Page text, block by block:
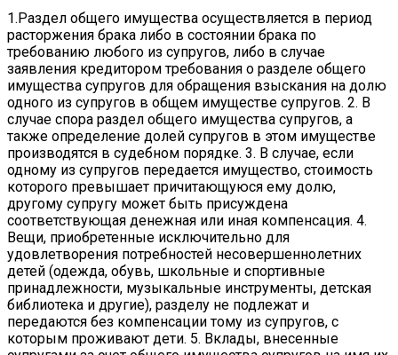
1.Раздел общего имущества осуществляется в период
расторжения брака либо в состоянии брака по
требованию любого из супругов, либо в случае
заявления кредитором требования о разделе общего
имущества супругов для обращения взыскания на долю
одного из супругов в общем имуществе супругов. 2. В
случае спора раздел общего имущества супругов, а
также определение долей супругов в этом имуществе
производятся в судебном порядке. 3. В случае, если
одному из супругов передается имущество, стоимость
которого превышает причитающуюся ему долю,
другому супругу может быть присуждена
соответствующая денежная или иная компенсация. 4.
Вещи, приобретенные исключительно для
удовлетворения потребностей несовершеннолетних
детей (одежда, обувь, школьные и спортивные
принадлежности, музыкальные инструменты, детская
библиотека и другие), разделу не подлежат и
передаются без компенсации тому из супругов, с
которым проживают дети. 5. Вклады, внесенные